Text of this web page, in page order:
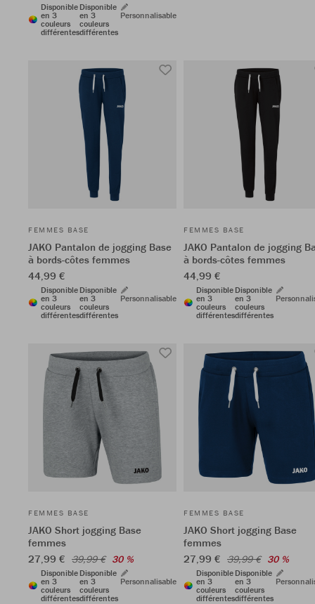
Disponible
en 3
couleurs
différentes
Disponible
en 3
couleurs
différentes
Personnalisable
FEMMES BASE
JAKO Pantalon de jogging Base
à bords-côtes femmes
44,99 €
Disponible
en 3
couleurs
différentes
Disponible
en 3
couleurs
différentes
Personnalisable
FEMMES BASE
JAKO Pantalon de jogging
à bords-côtes femmes
44,99 €
Disponible
en 3
couleurs
différentes
Disponible
en 3
couleurs
différentes
FEMMES BASE
JAKO Short jogging Base
femmes
27,99 € 39,99 € 30 %
Disponible
en 3
couleurs
différentes
Disponible
en 3
couleurs
différentes
Personnalisable
FEMMES BASE
JAKO Short jogging Base
femmes
27,99 € 39,99 € 30 %
Disponible
en 3
couleurs
différentes
Disponible
en 3
couleurs
différentes